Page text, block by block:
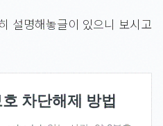
설명해놓글이 있으니 보시고